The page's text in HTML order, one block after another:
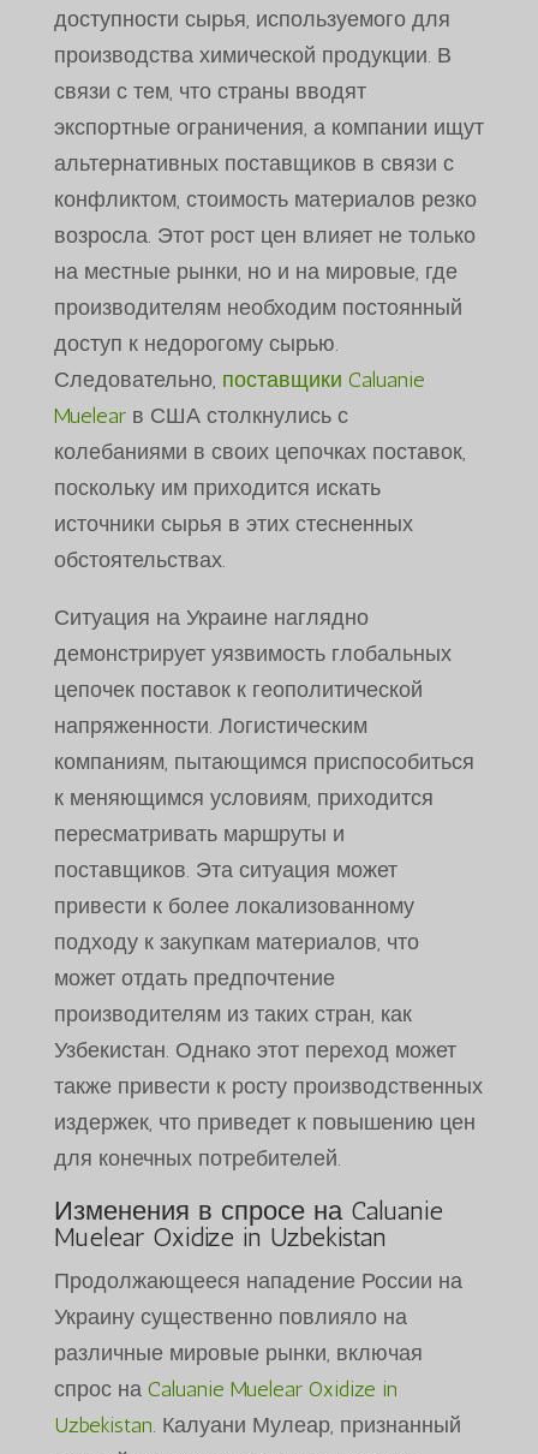
доступности сырья, используемого для
производства химической продукции. В
связи с тем, что страны вводят
экспортные ограничения, а компании ищут
альтернативных поставщиков в связи с
конфликтом, стоимость материалов резко
возросла. Этот рост цен влияет не только
на местные рынки, но и на мировые, где
производителям необходим постоянный
доступ к недорогому сырью.
Следовательно, поставщики Caluanie
Muelearв США столкнулись с
колебаниями в своих цепочках поставок,
поскольку им приходится искать
источники сырья в этих стесненных
обстоятельствах.
Ситуация на Украине наглядно
демонстрирует уязвимость глобальных
цепочек поставок к геополитической
напряженности. Логистическим
компаниям, пытающимся приспособиться
к меняющимся условиям, приходится
пересматривать маршруты и
поставщиков. Эта ситуация может
привести к более локализованному
подходу к закупкам материалов, что
может отдать предпочтение
производителям из таких стран, как
Узбекистан. Однако этот переход может
также привести к росту производственных
издержек, что приведет к повышению цен
для конечных потребителей.
Изменения в спросе на Caluanie
Muelear Oxidize in Uzbekistan
Продолжающееся нападение России на
Украину существенно повлияло на
различные мировые рынки, включая
спрос на Caluanie Muelear Oxidize in
Uzbekistan. Калуани Мулеар, признанный